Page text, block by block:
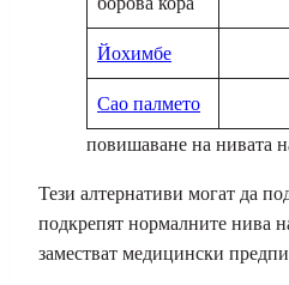
Йохимбе
Сао палмето
повишаване на нивата
Тези алтернативи могат да
подкрепят нормалните нива
заместват медицински